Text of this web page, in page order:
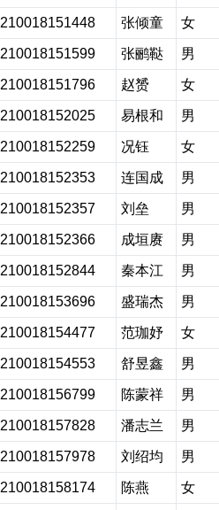
210018151448 张倾童 女
210018151599 张鹂鞑 男
210018151796 赵赟 女
210018152025 易根和 男
210018152259 况钰 女
210018152353 连国成 男
210018152357 刘垒 男
210018152366 成垣赓 男
210018152844 秦本江 男
210018153696 盛瑞杰 男
210018154477 范珈妤 女
210018154553 舒昱鑫 男
210018156799 陈蒙祥 男
210018157828 潘志兰 男
210018157978 刘绍均 男
210018158174 陈燕 女